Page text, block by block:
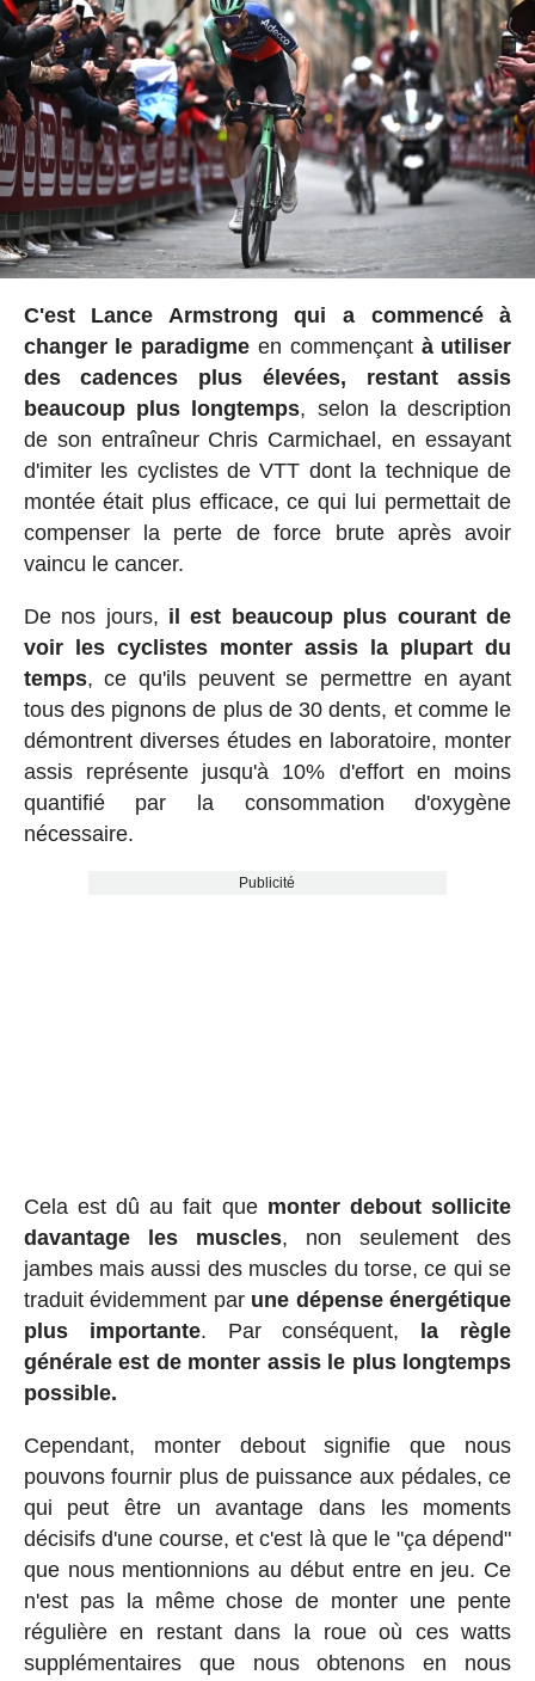
C'est Lance Armstrong qui a commencé à
changer le paradigme en commençant à utiliser
des cadences plus élevées, restant assis
beaucoup plus longtemps, selon la description
de son entraîneur Chris Carmichael, en essayant
d'imiter les cyclistes de VTT dont la technique de
montée était plus efficace, ce qui lui permettait de
compenser la perte de force brute après avoir
vaincu le cancer.
De nos jours, il est beaucoup plus courant de
voir les cyclistes monter assis la plupart du
temps, ce qu'ils peuvent se permettre en ayant
tous des pignons de plus de 30 dents, et comme le
démontrent diverses études en laboratoire, monter
assis représente jusqu'à 10% d'effort en moins
quantifié par la consommation d'oxygène
nécessaire.
Publicité
Cela est dû au fait que monter debout sollicite
davantage les muscles, non seulement des
jambes mais aussi des muscles du torse, ce qui se
traduit évidemment par une dépense énergétique
plus importante. Par conséquent,
la règle
générale est de monter assis le plus longtemps
possible.
Cependant, monter debout signifie que nous
pouvons fournir plus de puissance aux pédales, ce
qui peut être un avantage dans les moments
décisifs d'une course, et c'est là que le "ça dépend"
que nous mentionnions au début entre en jeu. Ce
n'est pas la même chose de monter une pente
régulière en restant dans la roue où ces watts
supplémentaires que nous obtenons en nous